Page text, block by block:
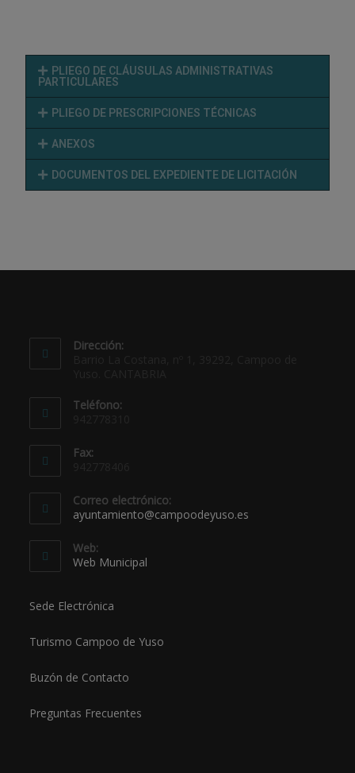
PLIEGO DE CLÁUSULAS ADMINISTRATIVAS
PARTICULARES
PLIEGO DE PRESCRIPCIONES TÉCNICAS
ANEXOS
DOCUMENTOS DEL EXPEDIENTE DE LICITACIÓN
Dirección:
Teléfono:
Fax:
Correo electrónico:
ayuntamiento@campoodeyuso.es
Web:
Web Municipal
Sede Electrónica
Turismo Campoo de Yuso
Buzón de Contacto
Preguntas Frecuentes